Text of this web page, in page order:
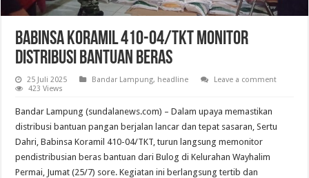
Babinsa Koramil 410-04/TKT Monitor
Distribusi Bantuan Beras
25 Juli 2025 Bandar Lampung, headline
Leave a comment
423 Views
Bandar Lampung (sundalanews.com) – Dalam upaya memastikan
distribusi bantuan pangan berjalan lancar dan tepat sasaran, Sertu
Dahri, Babinsa Koramil 410-04/TKT, turun langsung memonitor
pendistribusian beras bantuan dari Bulog di Kelurahan Wayhalim
Permai, Jumat (25/7) sore. Kegiatan ini berlangsung tertib dan